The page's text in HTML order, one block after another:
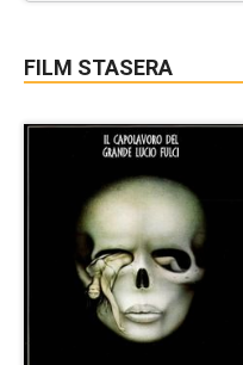
FILM STASERA